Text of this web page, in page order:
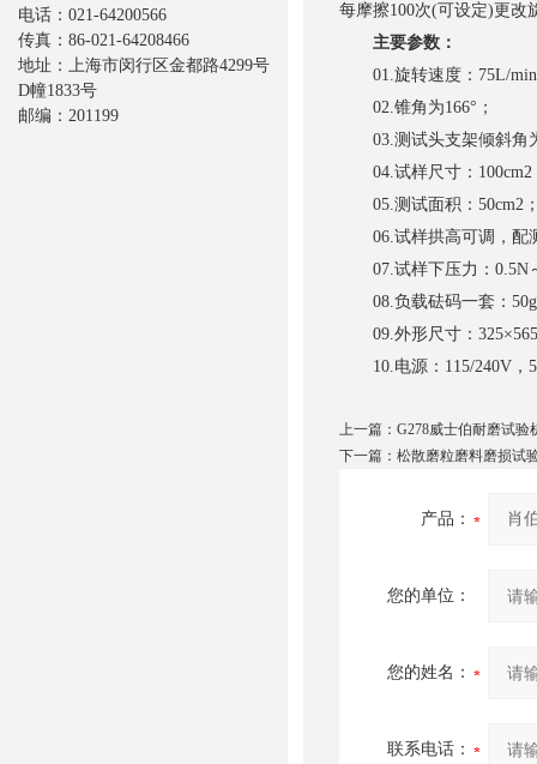
每摩擦100次(可设定)更改
主要参数：
01.旋转速度：75L/
02.锥角为166°；
03.测试头支架倾斜角
04.试样尺寸：100cm2
05.测试面积：50cm2
06.试样拱高可调，配
07.试样下压力：0.5N
08.负载砝码一套：50g
09.外形尺寸：
10.电源：115/240V，
上一篇： G278威士伯耐磨试验
下一篇： 松散磨粒磨料磨损试
产品：
您的单位：
您的姓名：
联系电话：
电话：021-64200566
传真：86-021-64208466
地址：上海市闵行区金都路4299号
D幢1833号
邮编：201199